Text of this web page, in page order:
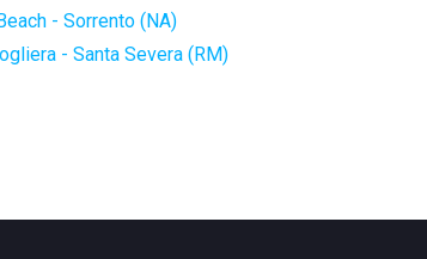
- Sorrento (NA)
- Santa Severa (RM)